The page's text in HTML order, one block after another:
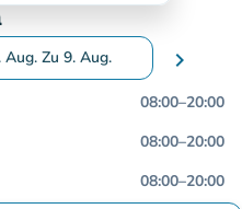
Aug. Zu 9. Aug.
Kalender, um Daten zu
chevron_right
08:00–20:00
08:00–20:00
08:00–20:00